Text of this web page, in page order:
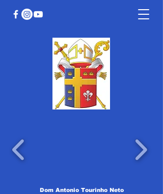
Dom Antonio Tourinho Neto